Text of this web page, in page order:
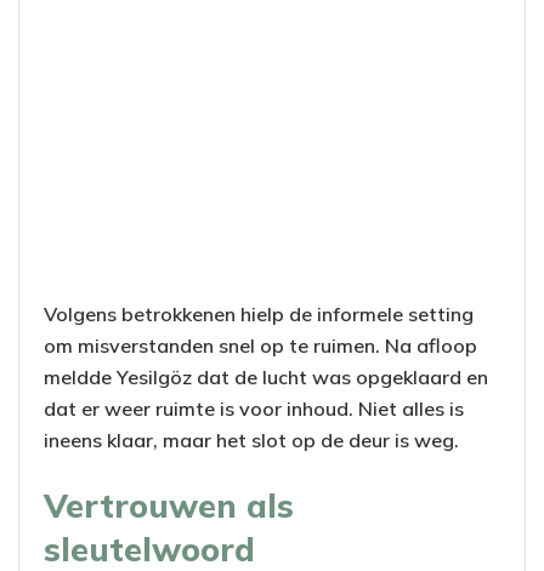
Volgens betrokkenen hielp de informele setting
om misverstanden snel op te ruimen. Na afloop
meldde Yesilgöz dat de lucht was opgeklaard en
dat er weer ruimte is voor inhoud. Niet alles is
ineens klaar, maar het slot op de deur is weg.
Vertrouwen als
sleutelwoord